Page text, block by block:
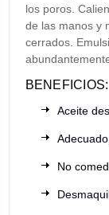
los poros.
de las manos y
cerrados.
BENEFICIOS:
Aceite
No